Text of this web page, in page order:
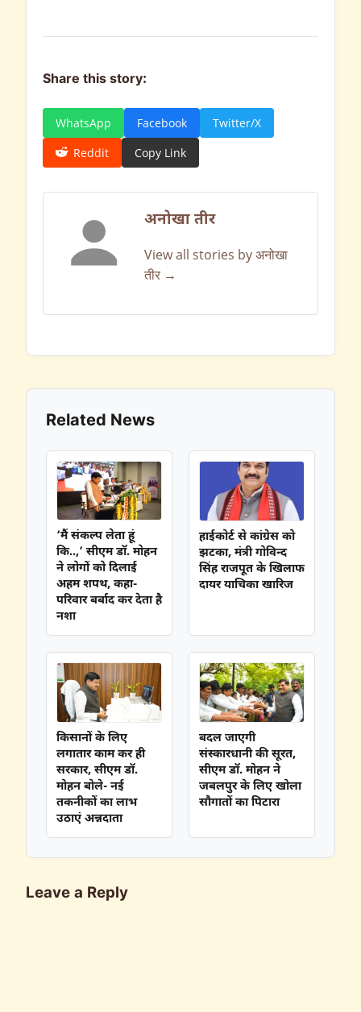
Share this story:
WhatsApp Facebook
Twitter/X
Reddit
Copy Link
अनोखा तीर
View all stories by अनोखा
तीर →
Related News
‘मैं संकल्प लेता हूं
कि..,’ सीएम डॉ. मोहन
ने लोगों को दिलाई
अहम शपथ, कहा-
परिवार बर्बाद कर देता है
नशा
हाईकोर्ट से कांग्रेस को
झटका, मंत्री गोविन्द
सिंह राजपूत के खिलाफ
दायर याचिका खारिज
किसानों के लिए
लगातार काम कर ही
सरकार, सीएम डॉ.
मोहन बोले- नई
तकनीकों का लाभ
उठाएं अन्नदाता
बदल जाएगी
संस्कारधानी की सूरत,
सीएम डॉ. मोहन ने
जबलपुर के लिए खोला
सौगातों का पिटारा
Leave a Reply